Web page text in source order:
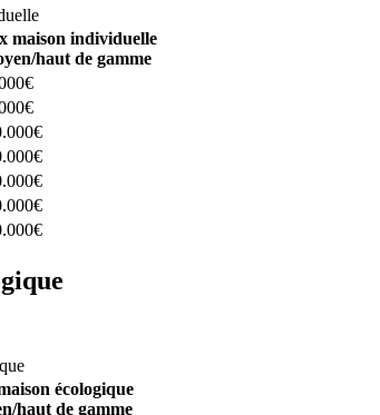
maison individuelle
haut de gamme
écologique
haut de gamme